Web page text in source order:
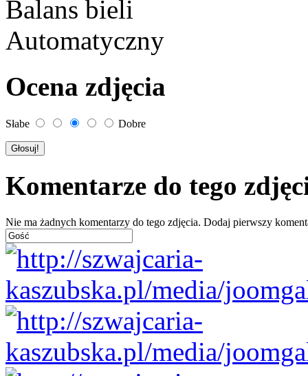
Balans bieli
Automatyczny
Ocena zdjęcia
Słabe Dobre
Komentarze do tego
Nie ma żadnych komentarzy do tego zdjęcia. Dodaj pierwszy